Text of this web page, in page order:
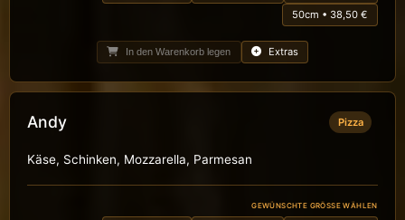
50cm • 38,50 €
In den Warenkorb legen Extras
Andy Pizza
Käse, Schinken, Mozzarella, Parmesan
GEWÜNSCHTE GRÖSSE WÄHLEN